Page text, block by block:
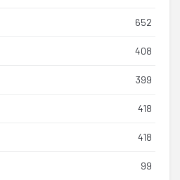
652
408
399
418
418
99